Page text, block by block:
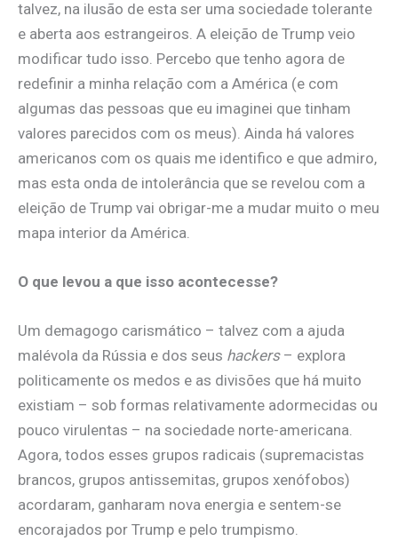
talvez, na ilusão de esta ser uma sociedade tolerante
e aberta aos estrangeiros. A eleição de Trump veio
modificar tudo isso. Percebo que tenho agora de
redefinir a minha relação com a América (e com
algumas das pessoas que eu imaginei que tinham
valores parecidos com os meus). Ainda há valores
americanos com os quais me identifico e que admiro,
mas esta onda de intolerância que se revelou com a
eleição de Trump vai obrigar-me a mudar muito o meu
mapa interior da América.
O que levou a que isso acontecesse?
Um demagogo carismático – talvez com a ajuda
malévola da Rússia e dos seus hackers– explora
politicamente os medos e as divisões que há muito
existiam – sob formas relativamente adormecidas ou
pouco virulentas – na sociedade norte-americana.
Agora, todos esses grupos radicais (supremacistas
brancos, grupos antissemitas, grupos xenófobos)
acordaram, ganharam nova energia e sentem-se
encorajados por Trump e pelo trumpismo.